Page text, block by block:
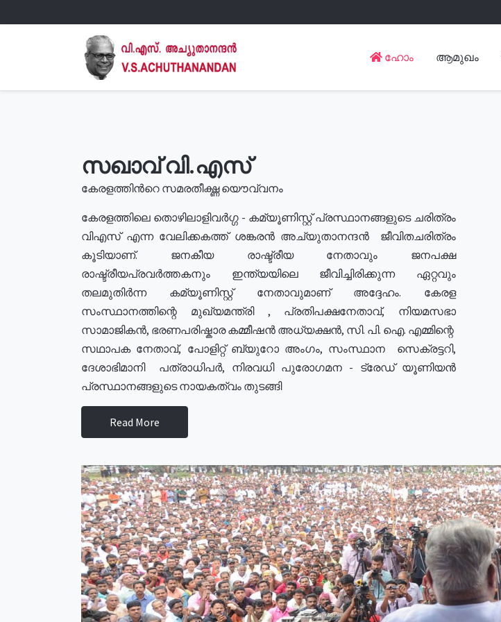
ഹോം ആമുഖം
സഖാവ് വി.എസ്
കേരളത്തിൻറെ സമരതീക്ഷ്ണ യൌവ്വനം
കേരളത്തിലെ തൊഴിലാളിവർഗ്ഗ - കമ്യൂണിസ്റ്റ് പ്രസ്ഥാനങ്ങളുടെ ചരിത്രം
വിഎസ് എന്ന വേലിക്കകത്ത് ശങ്കരൻ അച്യുതാനന്ദൻ ജീവിതചരിത്രം
കൂടിയാണ്. ജനകീയ രാഷ്ട്രീയ നേതാവും ജനപക്ഷ
രാഷ്ട്രീയപ്രവർത്തകനും ഇന്ത്യയിലെ ജീവിച്ചിരിക്കുന്ന ഏറ്റവും
തലമുതിർന്ന കമ്യൂണിസ്റ്റ് നേതാവുമാണ് അദ്ദേഹം. കേരള
സംസ്ഥാനത്തിന്റെ മുഖ്യമന്ത്രി , പ്രതിപക്ഷനേതാവ്, നിയമസഭാ
സാമാജികൻ, ഭരണപരിഷ്കാര കമ്മീഷൻ അധ്യക്ഷൻ, സി. പി. ഐ. എമ്മിന്റെ
സഥാപക നേതാവ്, പോളിറ്റ് ബ്യുറോ അംഗം, സംസ്ഥാന സെക്രട്ടറി,
ദേശാഭിമാനി പത്രാധിപർ, നിരവധി പുരോഗമന - ട്രേഡ് യൂണിയൻ
പ്രസ്ഥാനങ്ങളുടെ നായകത്വം തുടങ്ങി
Read More